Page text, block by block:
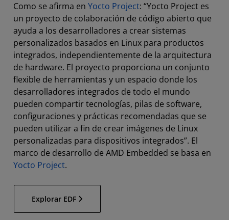
Como se afirma en Yocto Project: “Yocto Project es
un proyecto de colaboración de código abierto que
ayuda a los desarrolladores a crear sistemas
personalizados basados en Linux para productos
integrados, independientemente de la arquitectura
de hardware. El proyecto proporciona un conjunto
flexible de herramientas y un espacio donde los
desarrolladores integrados de todo el mundo
pueden compartir tecnologías, pilas de software,
configuraciones y prácticas recomendadas que se
pueden utilizar a fin de crear imágenes de Linux
personalizadas para dispositivos integrados”. El
marco de desarrollo de AMD Embedded se basa en
Yocto Project.
Explorar EDF